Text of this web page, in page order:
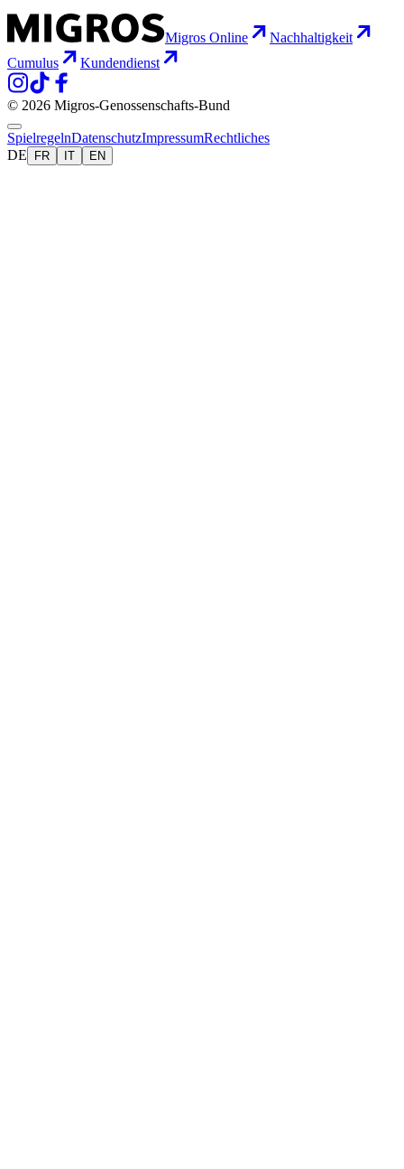
Migros Online
Nachhaltigkeit
Cumulus
Kundendienst
© 2026 Migros-Genossenschafts-Bund
SpielregelnDatenschutzImpressumRechtliches
DE
FR IT EN